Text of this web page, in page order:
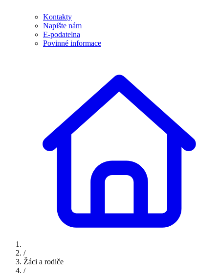
Kontakty
Napište nám
E-podatelna
Povinné informace
/
Žáci a rodiče
/